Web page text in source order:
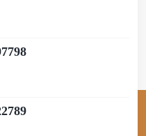
BAJA GROUP | All Rights